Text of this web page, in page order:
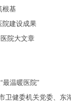
根基
院建设成果
院大文章
最温暖医院”